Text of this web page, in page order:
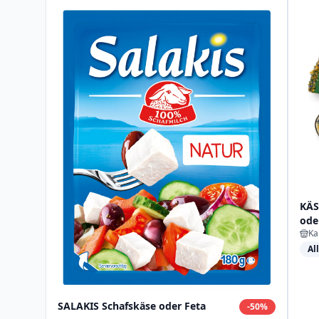
SALAKIS Schafskäse oder Feta -50%